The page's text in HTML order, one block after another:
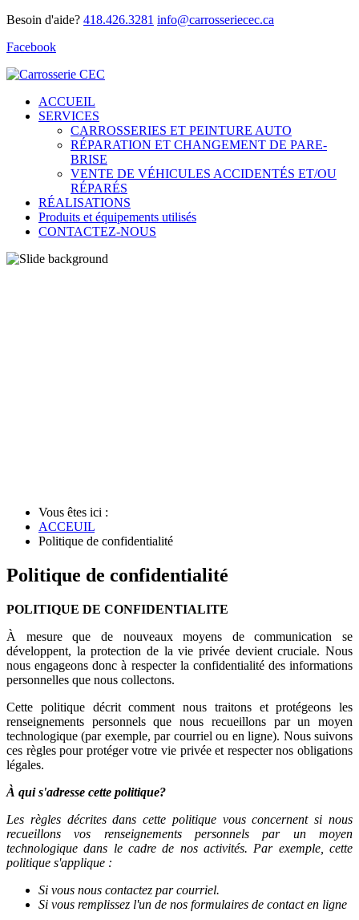
Besoin d'aide? 418.426.3281 info@carrosseriecec.ca
Facebook
ACCUEIL
SERVICES
CARROSSERIES ET PEINTURE AUTO
RÉPARATION ET CHANGEMENT DE PARE-
BRISE
VENTE DE VÉHICULES ACCIDENTÉS ET/OU
RÉPARÉS
RÉALISATIONS
Produits et équipements utilisés
CONTACTEZ-NOUS
Vous êtes ici :
ACCEUIL
Politique de confidentialité
Politique de confidentialité
POLITIQUE DE CONFIDENTIALITE
À mesure que de nouveaux moyens de communication se
développent, la protection de la vie privée devient cruciale. Nous
nous engageons donc à respecter la confidentialité des informations
personnelles que nous collectons.
Cette politique décrit comment nous traitons et protégeons les
renseignements personnels que nous recueillons par un moyen
technologique (par exemple, par courriel ou en ligne). Nous suivons
ces règles pour protéger votre vie privée et respecter nos obligations
légales.
À qui s'adresse cette politique?
Les règles décrites dans cette politique vous concernent si nous
recueillons vos renseignements personnels par un moyen
technologique dans le cadre de nos activités. Par exemple, cette
politique s'applique :
Si vous nous contactez par courriel.
Si vous remplissez l'un de nos formulaires de contact en ligne